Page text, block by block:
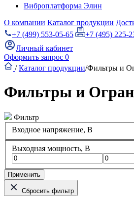
Виброплатформа Элин
О компании Каталог продукции
+7 (499) 553-05-65
+7 (495) 225-
Личный кабинет
Оформить запрос 0
/ Каталог продукции/Фильтры и
Фильтры и
Фильтр
Входное напряжение, В
Выходная мощность, В
Применить
Сбросить фильтр